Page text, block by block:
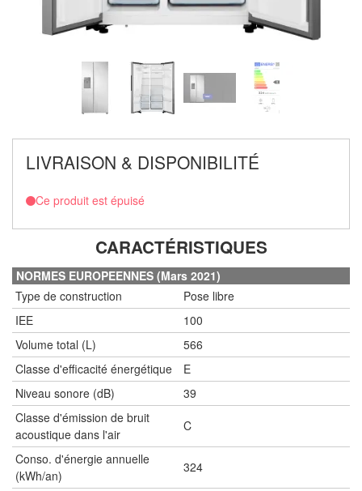
LIVRAISON & DISPONIBILITÉ
Ce produit est épuisé
CARACTÉRISTIQUES
NORMES EUROPEENNES (Mars 2021)
Type de construction
Pose libre
IEE
100
Volume total (L)
566
Classe d'efficacité énergétique
E
Niveau sonore (dB)
39
Classe d'émission de bruit
acoustique dans l'air
C
Conso. d'énergie annuelle
(kWh/an)
324